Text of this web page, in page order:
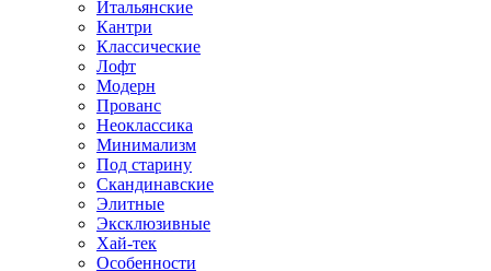
Итальянские
Кантри
Классические
Лофт
Модерн
Прованс
Неоклассика
Минимализм
Под старину
Скандинавские
Элитные
Эксклюзивные
Хай-тек
Особенности